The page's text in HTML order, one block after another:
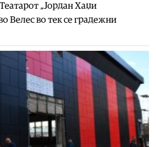
„Јордан Хаџи
Велес во тек се градежни